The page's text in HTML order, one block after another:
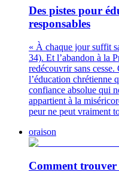
Des pistes pour
responsables
« À chaque jour suffit
34). Et l’abandon à la
redécouvrir sans cesse.
l’éducation chrétienne
confiance absolue qui
appartient à la
peur ne peut vraiment
oraison
Comment